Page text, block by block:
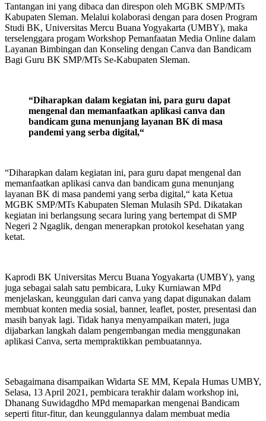
Tantangan ini yang dibaca dan direspon oleh MGBK SMP/MTs
Kabupaten Sleman. Melalui kolaborasi dengan para dosen Program
Studi BK, Universitas Mercu Buana Yogyakarta (UMBY), maka
terselenggara progam Workshop Pemanfaatan Media Online dalam
Layanan Bimbingan dan Konseling dengan Canva dan Bandicam
Bagi Guru BK SMP/MTs Se-Kabupaten Sleman.
“Diharapkan dalam kegiatan ini, para guru dapat
mengenal dan memanfaatkan aplikasi canva dan
bandicam guna menunjang layanan BK di masa
pandemi yang serba digital,“
“Diharapkan dalam kegiatan ini, para guru dapat mengenal dan
memanfaatkan aplikasi canva dan bandicam guna menunjang
layanan BK di masa pandemi yang serba digital,“ kata Ketua
MGBK SMP/MTs Kabupaten Sleman Mulasih SPd. Dikatakan
kegiatan ini berlangsung secara luring yang bertempat di SMP
Negeri 2 Ngaglik, dengan menerapkan protokol kesehatan yang
ketat.
Kaprodi BK Universitas Mercu Buana Yogyakarta (UMBY), yang
juga sebagai salah satu pembicara, Luky Kurniawan MPd
menjelaskan, keunggulan dari canva yang dapat digunakan dalam
membuat konten media sosial, banner, leaflet, poster, presentasi dan
masih banyak lagi. Tidak hanya menyampaikan materi, juga
dijabarkan langkah dalam pengembangan media menggunakan
aplikasi Canva, serta mempraktikkan pembuatannya.
Sebagaimana disampaikan Widarta SE MM, Kepala Humas UMBY,
Selasa, 13 April 2021, pembicara terakhir dalam workshop ini,
Dhanang Suwidagdho MPd memaparkan mengenai Bandicam
seperti fitur-fitur, dan keunggulannya dalam membuat media